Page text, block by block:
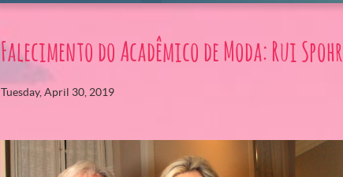
Falecimento do Acadêmico de Moda: Rui Spohr
Tuesday, April 30, 2019